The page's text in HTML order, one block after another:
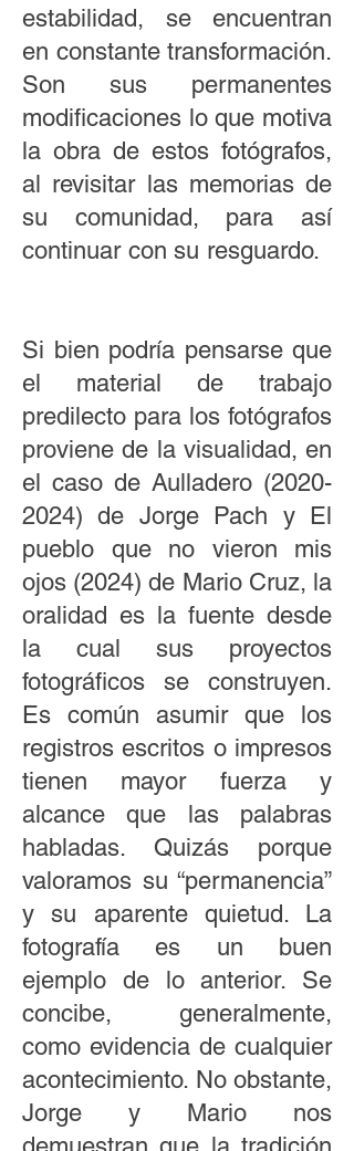
estabilidad, se encuentran
en constante transformación.
Son sus permanentes
modificaciones lo que motiva
la obra de estos fotógrafos,
al revisitar las memorias de
su comunidad, para así
continuar con su resguardo.
Si bien podría pensarse que
el material de trabajo
predilecto para los fotógrafos
proviene de la visualidad, en
el caso de Aulladero (2020-
2024) de Jorge Pach y El
pueblo que no vieron mis
ojos (2024) de Mario Cruz, la
oralidad es la fuente desde
la cual sus proyectos
fotográficos se construyen.
Es común asumir que los
registros escritos o impresos
tienen mayor fuerza y
alcance que las palabras
habladas. Quizás porque
valoramos su “permanencia”
y su aparente quietud. La
fotografía es un buen
ejemplo de lo anterior. Se
concibe, generalmente,
como evidencia de cualquier
acontecimiento. No obstante,
Jorge y Mario nos